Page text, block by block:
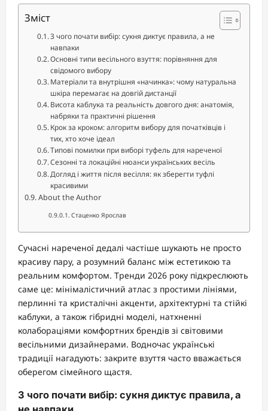
Зміст
З чого почати вибір: сукня диктує правила, а не
навпаки
Основні типи весільного взуття: порівняння для
свідомого вибору
Матеріали та внутрішня «начинка»: чому натуральна
шкіра перемагає на довгій дистанції
Висота каблука та реальність довгого дня: анатомія,
набряки та практичні рішення
Крок за кроком: алгоритм вибору для початківців і
тих, хто хоче ідеал
Типові помилки при виборі туфель для нареченої
Сезонні та локаційні нюанси українських весіль
Догляд і життя після весілля: як зберегти туфлі
красивими
About the Author
Стаценко Ярослав
Сучасні нареченої дедалі частіше шукають не просто
красиву пару, а розумний баланс між естетикою та
реальним комфортом. Тренди 2026 року підкреслюють
саме це: мінімалістичний атлас з простими лініями,
перлинні та кристалічні акценти, архітектурні та стійкі
каблуки, а також гібридні моделі, натхненні
колабораціями комфортних брендів зі світовими
весільними дизайнерами. Водночас українські
традиції нагадують: закрите взуття часто вважається
оберегом сімейного щастя.
З чого почати вибір: сукня диктує правила, а